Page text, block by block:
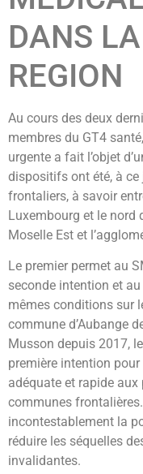
DANS
REGION
Au cours des deux
membres du GT4
urgente a fait l’objet
dispositifs ont été, à ce
frontaliers, à savoir
Luxembourg et le nord
Moselle Est et
Le premier permet au
seconde intention et
mêmes conditions sur
commune d’Aubange
Musson depuis 2017,
première intention
adéquate et rapide
communes
incontestablement la
réduire les séquelles
invalidantes.